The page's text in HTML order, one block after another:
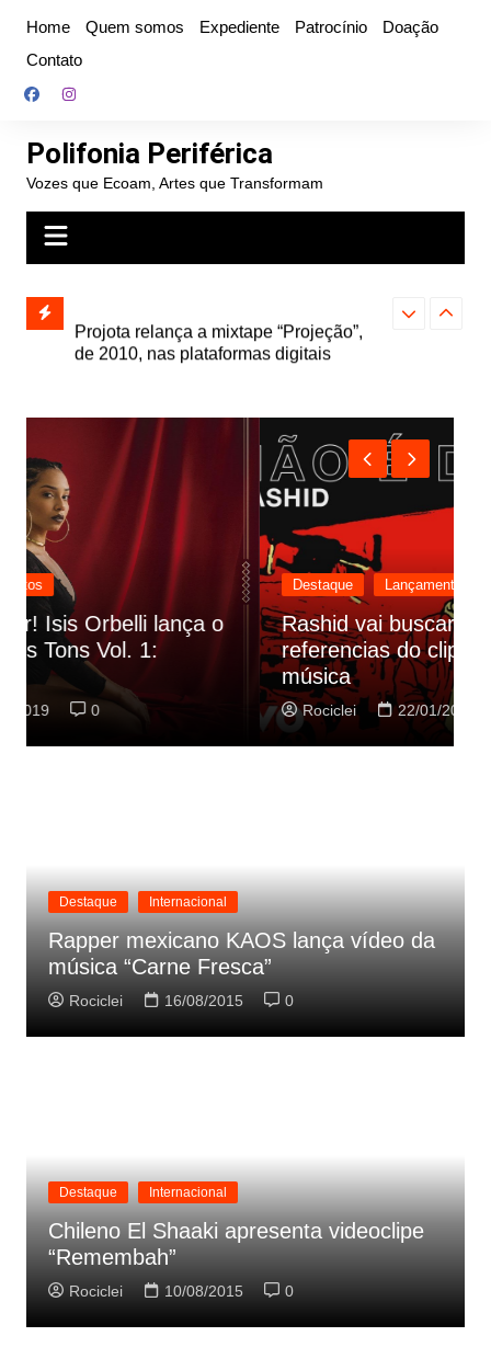
conteúdo
Home Quem somos Expediente Patrocínio
Doação
Contato
Polifonia Periférica
Vozes que Ecoam, Artes que Transformam
e abre
autoral,
de 2010, nas plataformas digitais
Farofa
Destaque
Rashid vai buscar nos HQs as
referencias do clipe de sua nova
música
Rociclei 0
Destaque Internacional
Rapper mexicano KAOS lança vídeo da
música “Carne Fresca”
Rociclei 16/08/2015 0
Destaque Internacional
Chileno El Shaaki apresenta videoclipe
“Remembah”
Rociclei 10/08/2015 0